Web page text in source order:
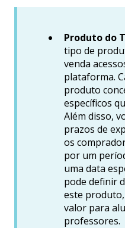
Produto do
tipo de
venda
plataforma.
produto
específicos
Além disso,
prazos de
os
por um
uma data
pode definir
este
valor para
professores.